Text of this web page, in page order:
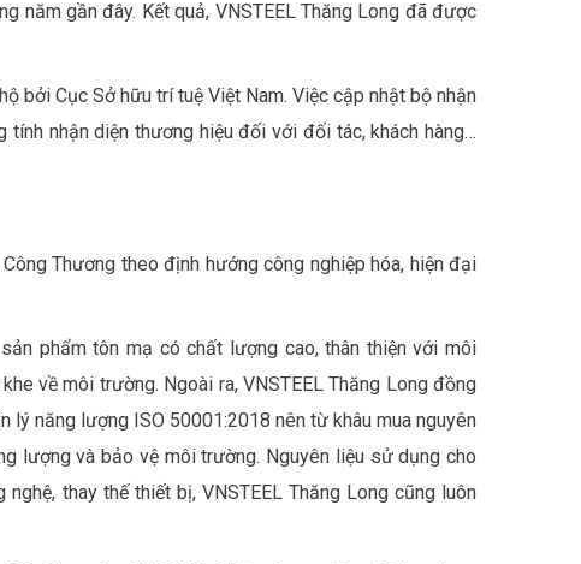
năm gần đây. Kết quả, VNSTEEL Thăng Long đã được
bởi Cục Sở hữu trí tuệ Việt Nam. Việc cập nhật bộ nhận
nhận diện thương hiệu đối với đối tác, khách hàng…
Thương theo định hướng công nghiệp hóa, hiện đại
phẩm tôn mạ có chất lượng cao, thân thiện với môi
về môi trường. Ngoài ra, VNSTEEL Thăng Long đồng
lý năng lượng ISO 50001:2018 nên từ khâu mua nguyên
lượng và bảo vệ môi trường. Nguyên liệu sử dụng cho
thay thế thiết bị, VNSTEEL Thăng Long cũng luôn